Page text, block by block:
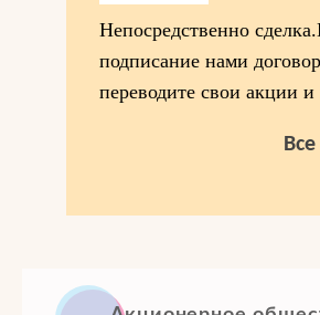
Непосредственно
подписание нами
переводите свои акции